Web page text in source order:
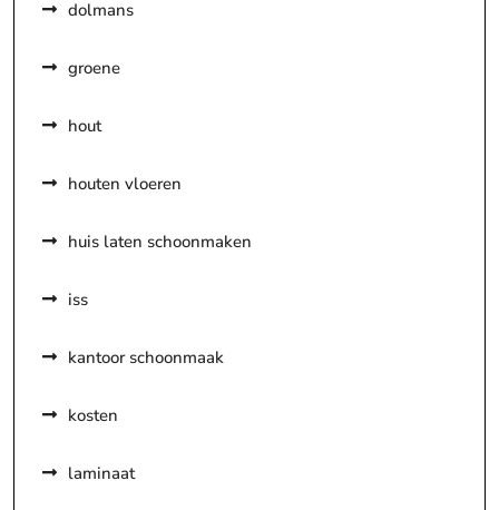
dolmans
groene
hout
houten vloeren
huis laten schoonmaken
iss
kantoor schoonmaak
kosten
laminaat